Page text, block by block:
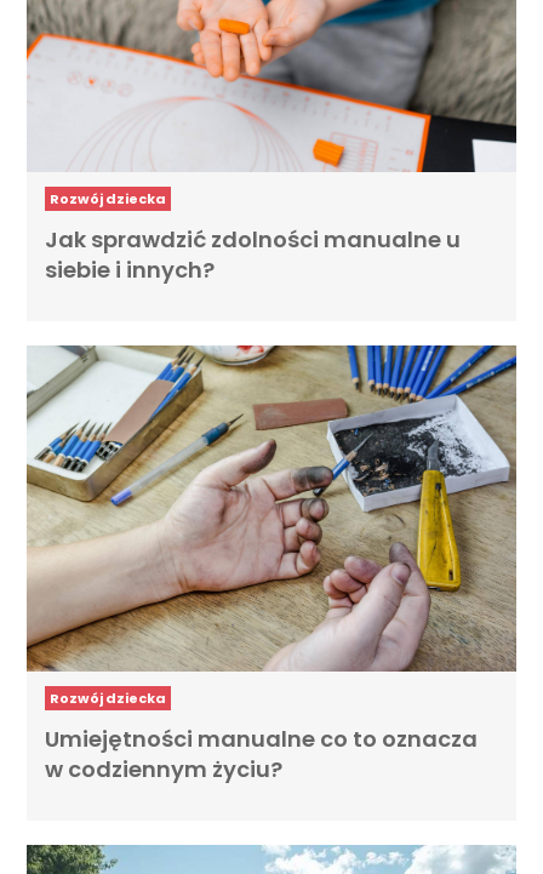
Rozwój dziecka
Jak sprawdzić zdolności manualne u
siebie i innych?
Rozwój dziecka
Umiejętności manualne co to oznacza
w codziennym życiu?